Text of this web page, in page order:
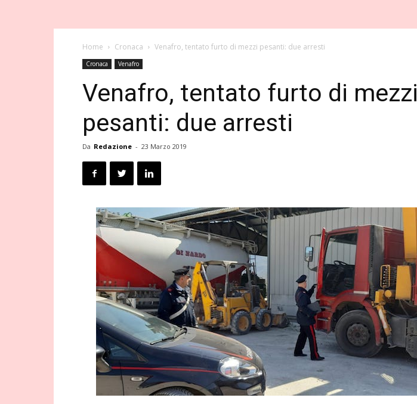
Home Cronaca Venafro, tentato furto di mezzi pesanti: due arresti
Cronaca Venafro
Venafro, tentato furto di mezzi
pesanti: due arresti
Da Redazione - 23 Marzo 2019